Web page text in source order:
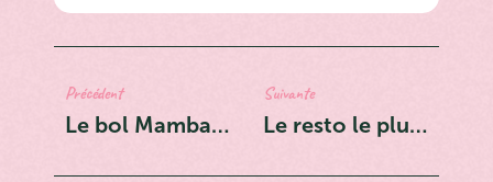
Précédent
Le bol Mamba expliqué : pourquoi c'est la commande la plus populaire d'Olu Olu
Suivante
Le resto le plus frais du centre-ville de Montréal pour dîner : Olu Olu sur Sherbrooke